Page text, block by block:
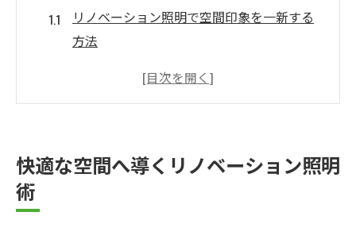
リノベーション照明で空間印象を一新する
方法
照明デザインが快適なリノベーションを実
暮らしに合うリノベーション照明の提案
快適な空間へ導くリノベーション照明
術